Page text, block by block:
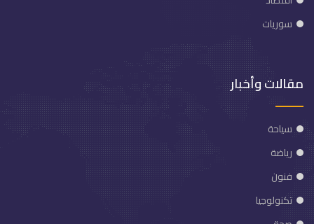
سوريات
مقالات وأخبار
سياحة
رياضة
فنون
تكنولوجيا